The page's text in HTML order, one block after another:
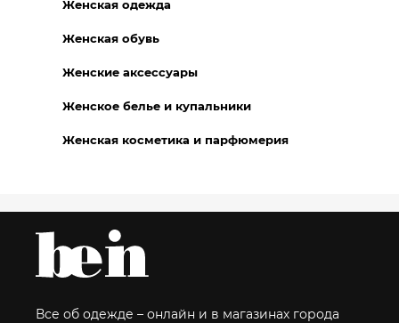
Женская одежда
Женская обувь
Женские аксессуары
Женское белье и купальники
Женская косметика и парфюмерия
Все об одежде – онлайн и в магазинах города